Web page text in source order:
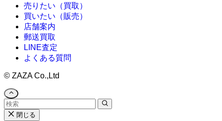
売りたい（買取）
買いたい（販売）
店舗案内
郵送買取
LINE査定
よくある質問
© ZAZA Co.,Ltd
閉じる